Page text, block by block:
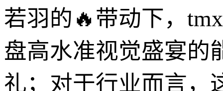
若羽的🔥带动下，
盘高水准视觉盛宴的
礼；对于行业而言，